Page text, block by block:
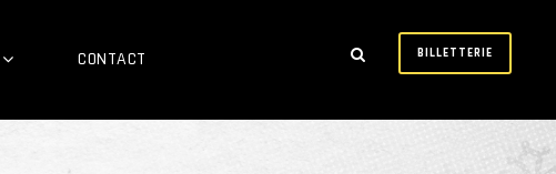
CONTACT BILLETTERIE